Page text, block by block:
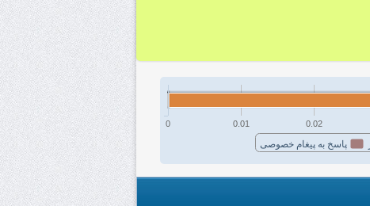
پاسخ به پیغام خصوصی
0 0.01 0.02